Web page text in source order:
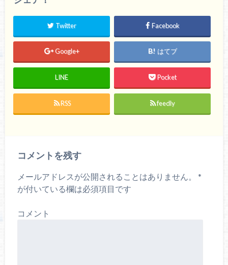
Twitter Facebook
Google+ はてブ
LINE Pocket
RSS feedly
コメントを残す
メールアドレスが公開されることはありません。
*
が付いている欄は必須項目です
コメント